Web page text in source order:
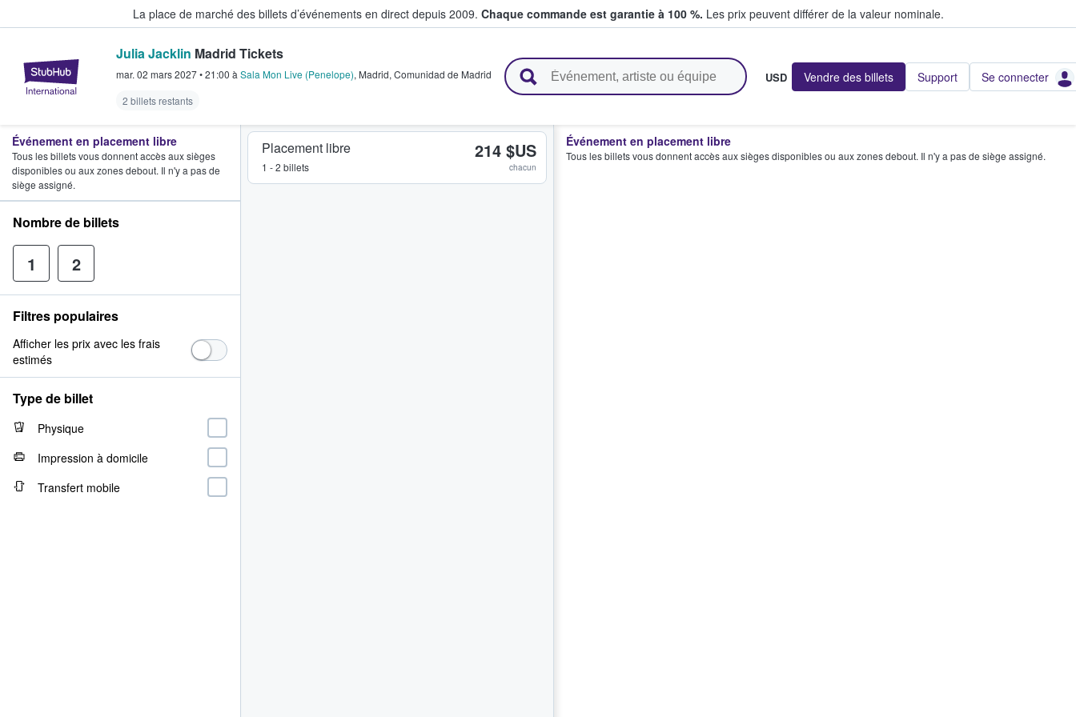
La place de marché des billets d’événements en direct depuis 2009. Chaque commande est garantie à 100 %. Les prix peuvent différer de la valeur nominale.
StubHub - Où les fans achètent et vendent des billets
Julia Jacklin Madrid Tickets
mar. 02 mars 2027•21:00 à Sala Mon Live (Penelope), Madrid, Comunidad de Madrid
2 billets restants
USD Vendre des billets Support Se connecter
Placement libre
1 - 2 billets
214 $US
chacun
Événement en placement libre
Tous les billets vous donnent accès aux sièges disponibles ou aux zones debout. Il n'y a pas de siège assigné.
Événement en placement libre
Tous les billets vous donnent accès aux sièges
disponibles ou aux zones debout. Il n'y a pas de
siège assigné.
Nombre de billets
1 2
Filtres populaires
Afficher les prix avec les frais
estimés
Type de billet
Physique
Impression à domicile
Transfert mobile